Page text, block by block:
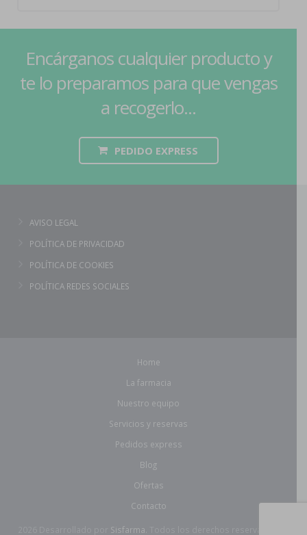
Encárganos cualquier producto y
te lo preparamos para que vengas
a recogerlo...
PEDIDO EXPRESS
AVISO LEGAL
POLÍTICA DE PRIVACIDAD
POLÍTICA DE COOKIES
POLÍTICA REDES SOCIALES
Home
La farmacia
Nuestro equipo
Servicios y reservas
Pedidos express
Blog
Ofertas
Contacto
Sisfarma.